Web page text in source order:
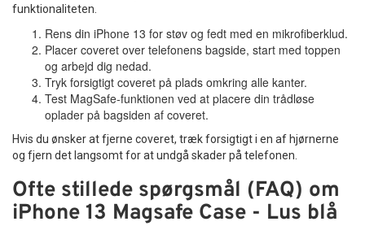
funktionaliteten.
Rens din iPhone 13 for støv og fedt med en mikrofiberklud.
Placer coveret over telefonens bagside, start med toppen
og arbejd dig nedad.
Tryk forsigtigt coveret på plads omkring alle kanter.
Test MagSafe-funktionen ved at placere din trådløse
oplader på bagsiden af coveret.
Hvis du ønsker at fjerne coveret, træk forsigtigt i en af hjørnerne
og fjern det langsomt for at undgå skader på telefonen.
Ofte stillede spørgsmål (FAQ) om
iPhone 13 Magsafe Case - Lus blå